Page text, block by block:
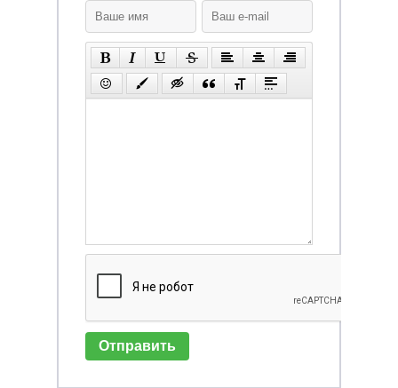
Отправить